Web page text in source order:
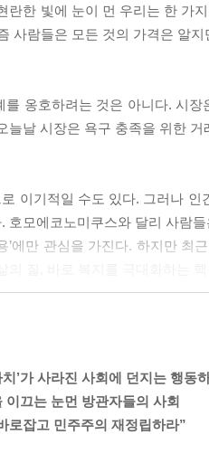
란한 빛에 눈이 먼 우리는 한 가
사람들은 모든 것의 가격은 알
를 옹호하려는 것은 아니다. 시
늘날 시장은 욕구 충족을 위한
이기적일 수도 있다. 그러나
호모에코노미쿠스와 달리 사람
’에만 관심을 가진다. 하지만
상의 사람이 기아에 허덕이고
았다면!
치’가 사라진 사회에 던지는 행동
이끄는 눈먼 방관자들의 사회
로잡고 민주주의 재정립하라”